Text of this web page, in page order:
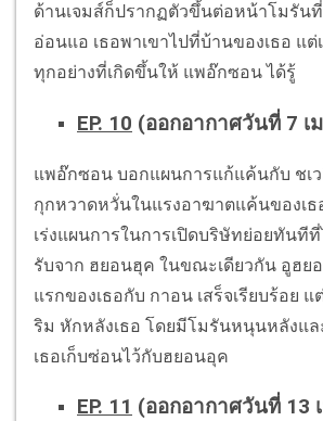
ด้านเจมส์ก็ปรากฏตัวขึ้นต่อหน้าโมรันที่
อ่อนแอ เธอพาเขาไปที่บ้านของเธอ แ
ทุกอย่างที่เกิดขึ้นให้ แพอ๊กซอน ได้รู้
EP. 10 (ออกอากาศวันที่ 7 เ
แพอ๊กซอน บอกแผนการแก้แค้นกับ ชเ
กุกหวาดหวั่นในแรงอาฆาตแค้นของเ
เร่งแผนการในการเปิดบริษัทย่อยทันที
รับจาก ฮยอนฮุค ในขณะเดียวกัน อูฮย
แรกของเธอกับ กาอน เสร็จเรียบร้อย แ
ริม หักหลังเธอ โดยมีโมรันหนุนหลังแ
เธอเก็บซ่อนไว้กับฮยอนอุค
EP. 11 (ออกอากาศวันที่ 13